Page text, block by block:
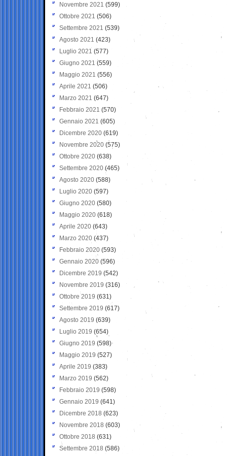
Novembre 2021 (599)
Ottobre 2021 (506)
Settembre 2021 (539)
Agosto 2021 (423)
Luglio 2021 (577)
Giugno 2021(559)
Maggio 2021 (556)
Aprile 2021 (506)
Marzo 2021 (647)
Febbraio 2021 (570)
Gennaio 2021 (605)
Dicembre 2020 (619)
Novembre 2020 (575)
Ottobre 2020 (638)
Settembre 2020(465)
Agosto 2020 (588)
Luglio 2020 (597)
Giugno 2020 (580)
Maggio 2020 (618)
Aprile 2020 (643)
Marzo 2020 (437)
Febbraio 2020 (593)
Gennaio 2020 (596)
Dicembre 2019 (542)
Novembre 2019 (316)
Ottobre 2019 (631)
Settembre 2019 (617)
Agosto 2019 (639)
Luglio 2019 (654)
Giugno 2019 (598)
Maggio 2019 (527)
Aprile 2019 (383)
Marzo 2019 (562)
Febbraio 2019 (598)
Gennaio 2019 (641)
Dicembre 2018 (623)
Novembre 2018 (603)
Ottobre 2018 (631)
Settembre 2018 (586)